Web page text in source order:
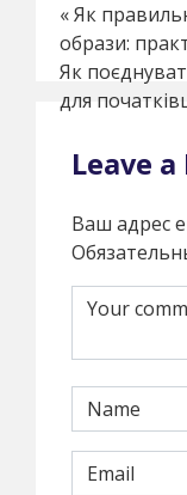
«Як
образи:
Як
для
Leave a
Ваш адрес